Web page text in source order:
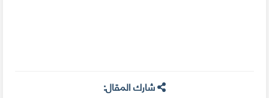
شارك المقال: